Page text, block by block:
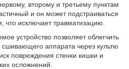
второму и третьему пунктам
и он может подстраиваться
исключает травматизацию.
устройство позволяет облегчить
аппарата через культю
повреждения стенки кишки и
осложнений.